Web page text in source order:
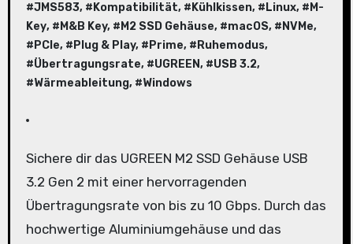
#JMS583, # Kompatibilität, # Kühlkissen, # Linux, # M-
Key, # M&B Key, # M2 SSD Gehäuse, #macOS, # NVMe,
# PCIe, # Plug & Play, # Prime, # Ruhemodus,
#Übertragungsrate, #UGREEN, #USB 3.2,
#Wärmeableitung, #Windows
Sichere dir das UGREEN M2 SSD Gehäuse USB
3.2 Gen 2 mit einer hervorragenden
Übertragungsrate von bis zu 10 Gbps. Durch das
hochwertige Aluminiumgehäuse und das